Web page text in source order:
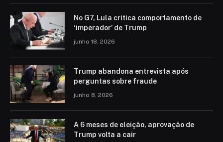
No G7, Lula critica comportamento de
‘imperador’ de Trump
junho 18, 2026
Trump abandona entrevista após
perguntas sobre fraude
junho 8, 2026
A 6 meses de eleição, aprovação de
Trump volta a cair